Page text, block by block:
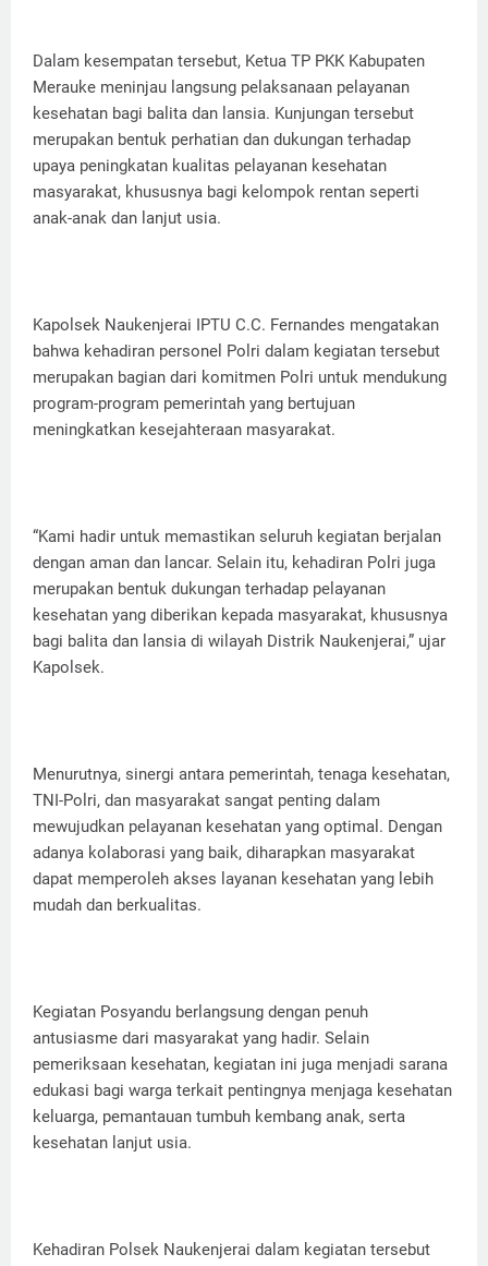
Dalam kesempatan tersebut, Ketua TP PKK Kabupaten
Merauke meninjau langsung pelaksanaan pelayanan
kesehatan bagi balita dan lansia. Kunjungan tersebut
merupakan bentuk perhatian dan dukungan terhadap
upaya peningkatan kualitas pelayanan kesehatan
masyarakat, khususnya bagi kelompok rentan seperti
anak-anak dan lanjut usia.
Kapolsek Naukenjerai IPTU C.C. Fernandes mengatakan
bahwa kehadiran personel Polri dalam kegiatan tersebut
merupakan bagian dari komitmen Polri untuk mendukung
program-program pemerintah yang bertujuan
meningkatkan kesejahteraan masyarakat.
“Kami hadir untuk memastikan seluruh kegiatan berjalan
dengan aman dan lancar. Selain itu, kehadiran Polri juga
merupakan bentuk dukungan terhadap pelayanan
kesehatan yang diberikan kepada masyarakat, khususnya
bagi balita dan lansia di wilayah Distrik Naukenjerai,” ujar
Kapolsek.
Menurutnya, sinergi antara pemerintah, tenaga kesehatan,
TNI-Polri, dan masyarakat sangat penting dalam
mewujudkan pelayanan kesehatan yang optimal. Dengan
adanya kolaborasi yang baik, diharapkan masyarakat
dapat memperoleh akses layanan kesehatan yang lebih
mudah dan berkualitas.
Kegiatan Posyandu berlangsung dengan penuh
antusiasme dari masyarakat yang hadir. Selain
pemeriksaan kesehatan, kegiatan ini juga menjadi sarana
edukasi bagi warga terkait pentingnya menjaga kesehatan
keluarga, pemantauan tumbuh kembang anak, serta
kesehatan lanjut usia.
Kehadiran Polsek Naukenjerai dalam kegiatan tersebut